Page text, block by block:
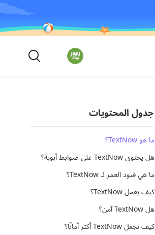
جدول المحتويات
ما هو TextNow؟
هل يحتوي TextNow على ضوابط أبوية؟
ما هي قيود العمر لـ TextNow؟
كيف يعمل TextNow؟
هل TextNow آمن؟
كيف تجعل TextNow أكثر أمانًا؟